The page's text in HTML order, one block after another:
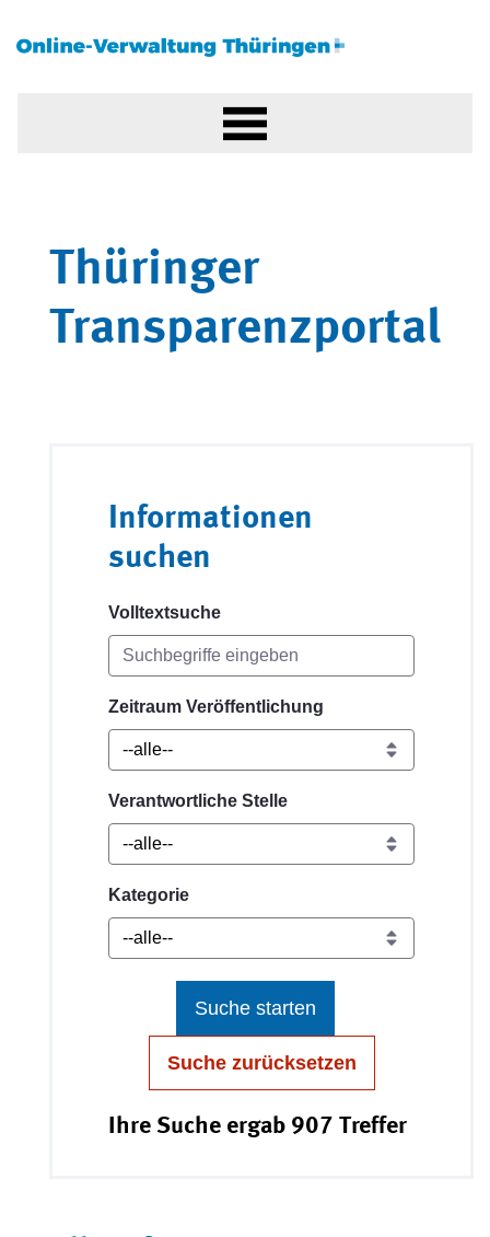
Thüringer
Transparenzportal
Informationen
suchen
Volltextsuche
Zeitraum Veröffentlichung
Verantwortliche Stelle
Kategorie
Suche starten
Suche zurücksetzen
Ihre Suche ergab 907 Treffer